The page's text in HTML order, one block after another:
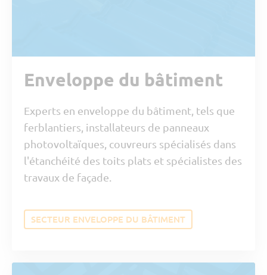
Enveloppe du bâtiment
Experts en enveloppe du bâtiment, tels que
ferblantiers, installateurs de panneaux
photovoltaïques, couvreurs spécialisés dans
l'étanchéité des toits plats et spécialistes des
travaux de façade.
SECTEUR ENVELOPPE DU BÂTIMENT